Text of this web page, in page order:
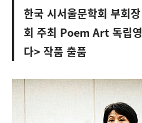
한국 시서울문학회 부회
회 주최 Poem Art 독립
다> 작품 출품